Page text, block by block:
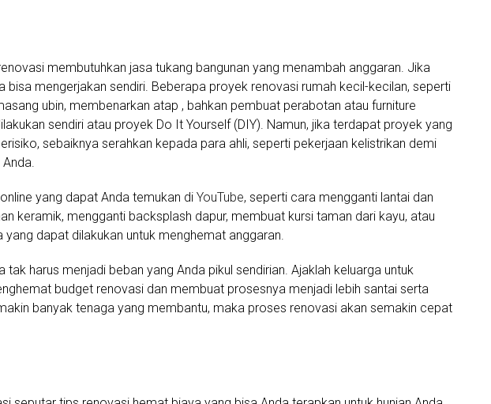
membutuhkan jasa tukang bangunan yang menambah anggaran. Jika
bisa mengerjakan sendiri. Beberapa proyek renovasi rumah kecil-kecilan, seperti
ubin, membenarkan atap , bahkan pembuat perabotan atau furniture
sendiri atau proyek Do It Yourself (DIY). Namun, jika terdapat proyek yang
sebaiknya serahkan kepada para ahli, seperti pekerjaan kelistrikan demi
yang dapat Anda temukan di YouTube, seperti cara mengganti lantai dan
keramik, mengganti backsplash dapur, membuat kursi taman dari kayu, atau
yang dapat dilakukan untuk menghemat anggaran.
tak harus menjadi beban yang Anda pikul sendirian. Ajaklah keluarga untuk
budget renovasi dan membuat prosesnya menjadi lebih santai serta
banyak tenaga yang membantu, maka proses renovasi akan semakin cepat